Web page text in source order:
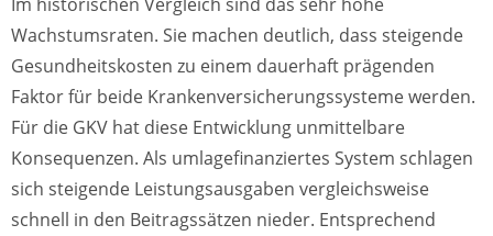
Wachstumsraten. Sie machen deutlich, dass steigende
Gesundheitskosten zu einem dauerhaft prägenden
Faktor für beide Krankenversicherungssysteme werden.
Für die GKV hat diese Entwicklung unmittelbare
Konsequenzen. Als umlagefinanziertes System schlagen
sich steigende Leistungsausgaben vergleichsweise
schnell in den Beitragssätzen nieder. Entsprechend